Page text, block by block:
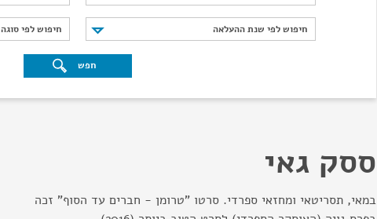
חיפוש לפי שנת ההעלאה
חיפוש לפי שנת ההעלאה חיפוש לפי סוגה
חיפוש לפי סוגה
חפש
ססק גאי
במאי, תסריטאי ומחזאי ספרדי. סרטו "טרומן - חברים עד הסוף" זכה